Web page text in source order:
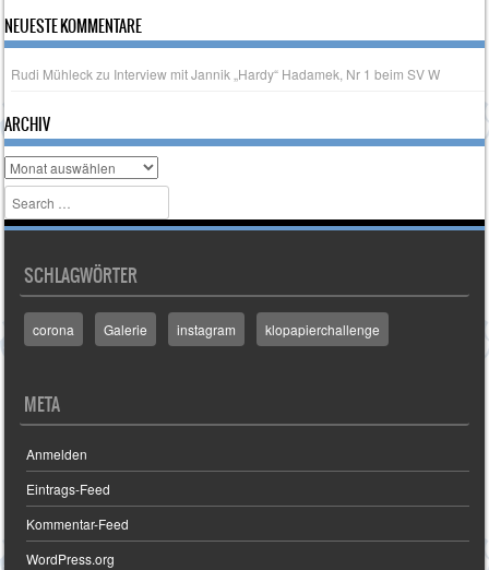
NEUESTE KOMMENTARE
Rudi Mühleck zu Interview mit Jannik „Hardy“ Hadamek, Nr 1 beim SV W
ARCHIV
Archiv
Search
SCHLAGWÖRTER
corona Galerie instagram klopapierchallenge
META
Anmelden
Eintrags-Feed
Kommentar-Feed
WordPress.org